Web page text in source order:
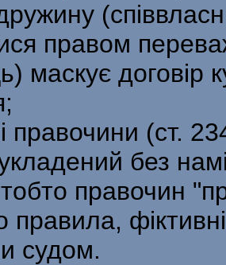
правом
маскує договір
правочини (ст.
без
тобто правочин
правила,
судом.